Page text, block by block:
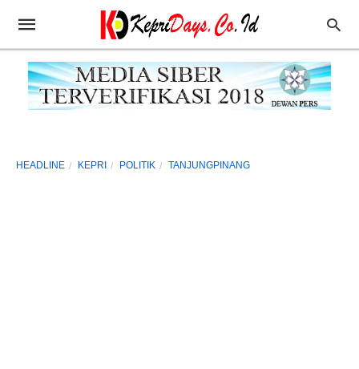
HEADLINE KEPRI POLITIK TANJUNGPINANG